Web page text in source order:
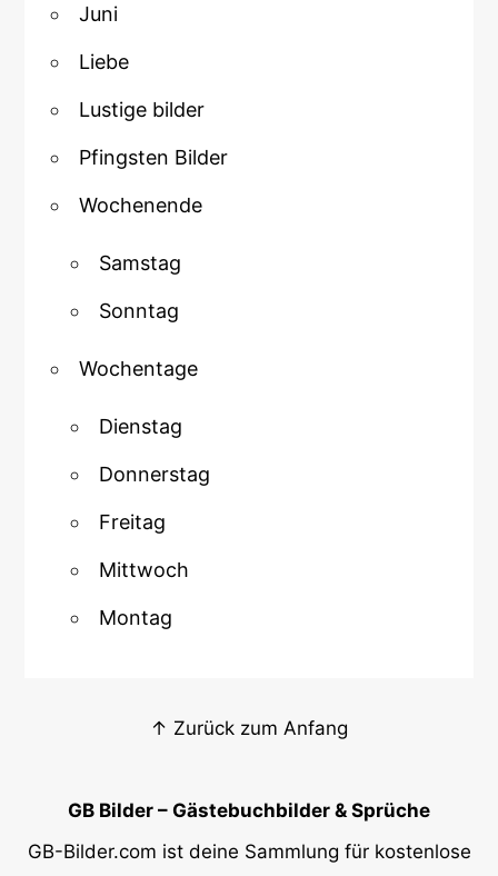
Juni
Liebe
Lustige bilder
Pfingsten Bilder
Wochenende
Samstag
Sonntag
Wochentage
Dienstag
Donnerstag
Freitag
Mittwoch
Montag
↑ Zurück zum Anfang
GB Bilder – Gästebuchbilder & Sprüche
GB-Bilder.com ist deine Sammlung für kostenlose